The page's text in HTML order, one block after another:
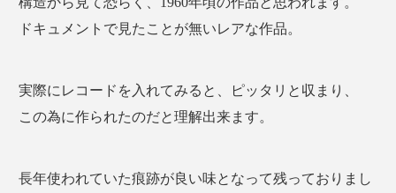
ドキュメントで見たことが無いレアな作品。
実際にレコードを入れてみると、ピッタリと収まり、
この為に作られたのだと理解出来ます。
長年使われていた痕跡が良い味となって残っておりまし